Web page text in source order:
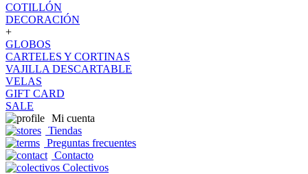
COTILLÓN
DECORACIÓN
+
GLOBOS
CARTELES Y CORTINAS
VAJILLA DESCARTABLE
VELAS
GIFT CARD
SALE
Mi cuenta
Tiendas
Preguntas frecuentes
Contacto
Colectivos